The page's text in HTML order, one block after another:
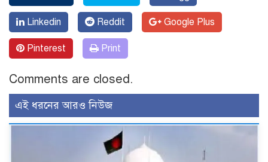
Linkedin Reddit Google Plus
Pinterest Print
Comments are closed.
এই ধরনের আরও নিউজ